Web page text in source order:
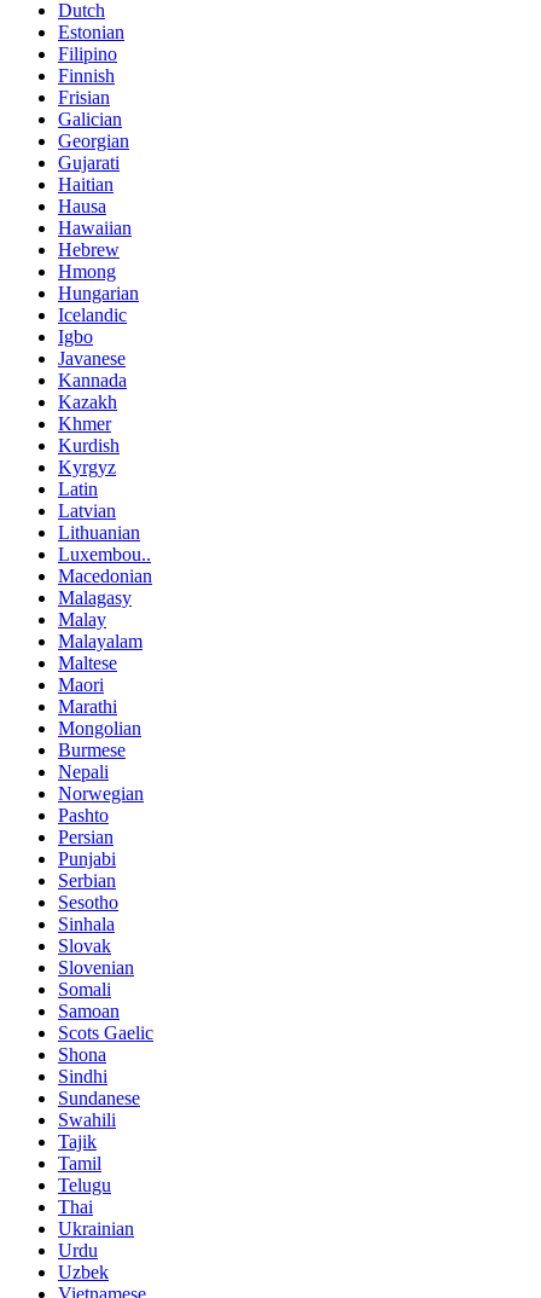
Dutch
Estonian
Filipino
Finnish
Frisian
Galician
Georgian
Gujarati
Haitian
Hausa
Hawaiian
Hebrew
Hmong
Hungarian
Icelandic
Igbo
Javanese
Kannada
Kazakh
Khmer
Kurdish
Kyrgyz
Latin
Latvian
Lithuanian
Luxembou..
Macedonian
Malagasy
Malay
Malayalam
Maltese
Maori
Marathi
Mongolian
Burmese
Nepali
Norwegian
Pashto
Persian
Punjabi
Serbian
Sesotho
Sinhala
Slovak
Slovenian
Somali
Samoan
Scots Gaelic
Shona
Sindhi
Sundanese
Swahili
Tajik
Tamil
Telugu
Thai
Ukrainian
Urdu
Uzbek